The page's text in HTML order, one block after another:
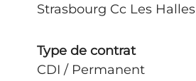
Strasbourg Cc Les
Type de contrat
CDI / Permanent